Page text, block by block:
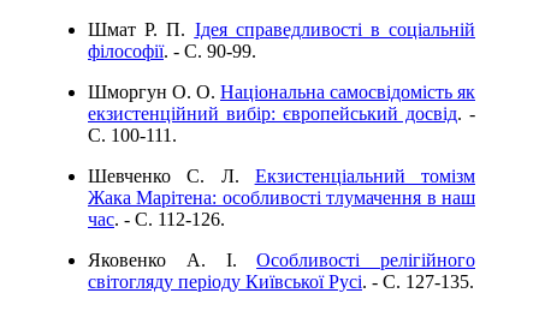
Шмат Р. П. Ідея справедливості в соціальній
філософії. - C. 90-99.
Шморгун О. О. Національна самосвідомість як
екзистенційний вибір: європейський досвід. -
C. 100-111.
Шевченко С. Л. Екзистенціальний томізм
Жака Марітена: особливості тлумачення в наш
час. - C. 112-126.
Яковенко А. І.Особливості релігійного
світогляду періоду Київської Русі. - C. 127-135.